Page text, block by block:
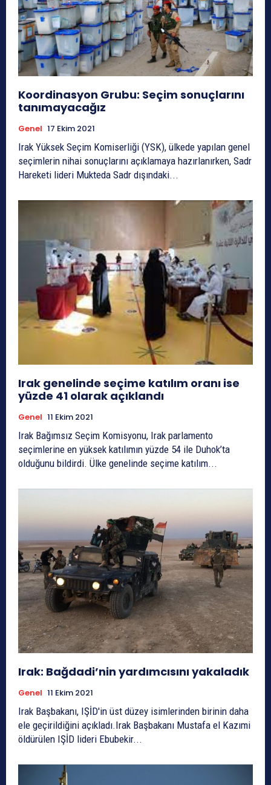
Koordinasyon Grubu: Seçim sonuçlarını
tanımayacağız
Genel 17 Ekim 2021
Irak Yüksek Seçim Komiserliği (YSK), ülkede yapılan genel
seçimlerin nihai sonuçlarını açıklamaya hazırlanırken, Sadr
Hareketi lideri Mukteda Sadr dışındaki...
Irak genelinde seçime katılım oranı ise
yüzde 41 olarak açıklandı
Genel 11 Ekim 2021
Irak Bağımsız Seçim Komisyonu, Irak parlamento
seçimlerine en yüksek katılımın yüzde 54 ile Duhok’ta
olduğunu bildirdi. Ülke genelinde seçime katılım...
Irak: Bağdadi’nin yardımcısını yakaladık
Genel 11 Ekim 2021
Irak Başbakanı, IŞİD'in üst düzey isimlerinden birinin daha
ele geçirildiğini açıkladı.Irak Başbakanı Mustafa el Kazımi
öldürülen IŞİD lideri Ebubekir...